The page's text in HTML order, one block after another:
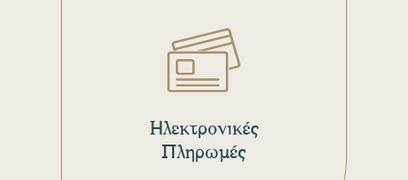
Ηλεκτρονικές
Πληρωμές